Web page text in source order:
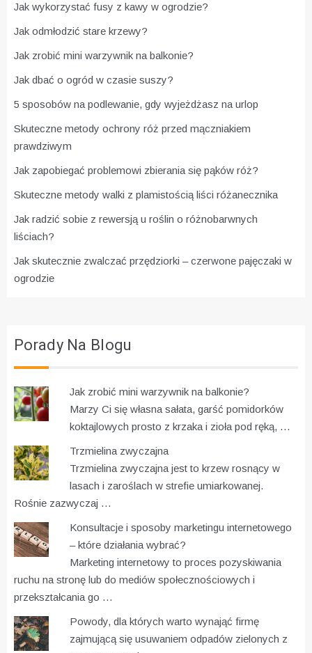
Jak wykorzystać fusy z kawy w ogrodzie?
Jak odmłodzić stare krzewy?
Jak zrobić mini warzywnik na balkonie?
Jak dbać o ogród w czasie suszy?
5 sposobów na podlewanie, gdy wyjeżdżasz na urlop
Skuteczne metody ochrony róż przed mączniakiem
prawdziwym
Jak zapobiegać problemowi zbierania się pąków róż?
Skuteczne metody walki z plamistością liści różanecznika
Jak radzić sobie z rewersją u roślin o różnobarwnych
liściach?
Jak skutecznie zwalczać przędziorki – czerwone pajęczaki w
ogrodzie
Porady Na Blogu
Jak zrobić mini warzywnik na balkonie?
Marzy Ci się własna sałata, garść pomidorków
koktajlowych prosto z krzaka i zioła pod ręką, …
Trzmielina zwyczajna
Trzmielina zwyczajna jest to krzew rosnący w
lasach i zaroślach w strefie umiarkowanej.
Rośnie zazwyczaj …
Konsultacje i sposoby marketingu internetowego
– które działania wybrać?
Marketing internetowy to proces pozyskiwania
ruchu na stronę lub do mediów społecznościowych i
przekształcania go …
Powody, dla których warto wynająć firmę
zajmującą się usuwaniem odpadów zielonych z